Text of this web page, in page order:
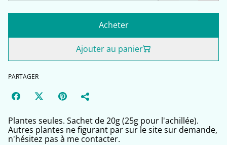
Acheter
Ajouter au panier
PARTAGER
Plantes seules. Sachet de 20g (25g pour l'achillée).
Autres plantes ne figurant par sur le site sur demande,
n'hésitez pas à me contacter.